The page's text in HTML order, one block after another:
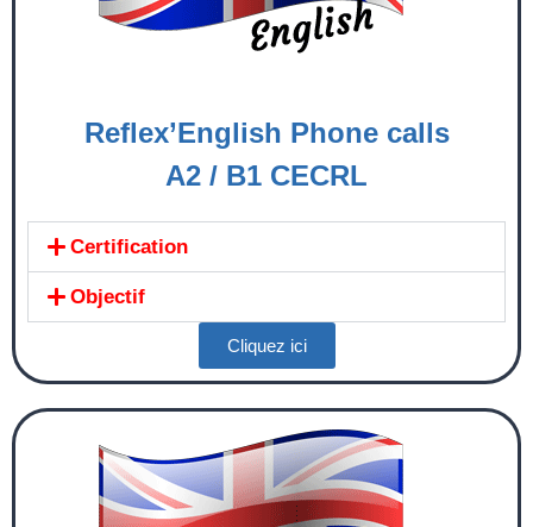
Reflex’English Phone calls
A2 / B1 CECRL
Certification
Objectif
Cliquez ici